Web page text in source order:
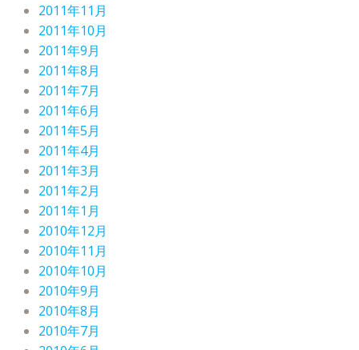
2011年11月
2011年10月
2011年9月
2011年8月
2011年7月
2011年6月
2011年5月
2011年4月
2011年3月
2011年2月
2011年1月
2010年12月
2010年11月
2010年10月
2010年9月
2010年8月
2010年7月